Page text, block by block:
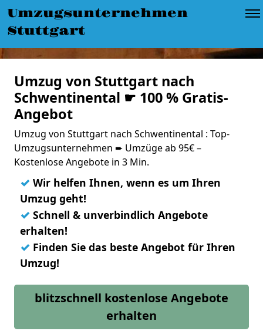
Umzugsunternehmen
Stuttgart
Umzug von Stuttgart nach
Schwentinental ☛ 100 % Gratis-
Angebot
Umzug von Stuttgart nach Schwentinental : Top-
Umzugsunternehmen ➨ Umzüge ab 95€ –
Kostenlose Angebote in 3 Min.
✓ Wir helfen Ihnen, wenn es um Ihren
Umzug geht!
✓ Schnell & unverbindlich Angebote
erhalten!
✓ Finden Sie das beste Angebot für Ihren
Umzug!
blitzschnell kostenlose Angebote
erhalten